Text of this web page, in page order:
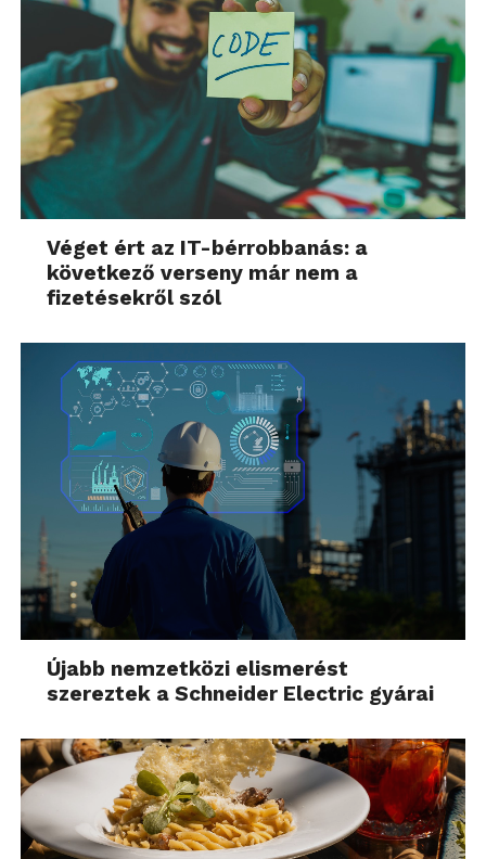
Véget ért az IT-bérrobbanás: a
következő verseny már nem a
fizetésekről szól
Újabb nemzetközi elismerést
szereztek a Schneider Electric gyárai